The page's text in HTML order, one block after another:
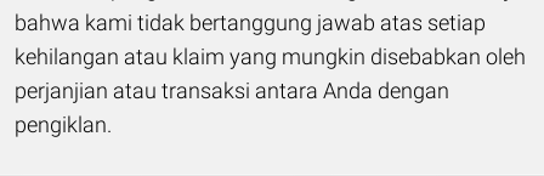
bahwa kami tidak bertanggung jawab atas setiap
kehilangan atau klaim yang mungkin disebabkan oleh
perjanjian atau transaksi antara Anda dengan
pengiklan.